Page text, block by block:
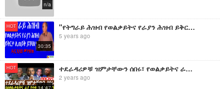
n/a
HOT
30:35
"የትግራይ ሕዝብ የወልቃይትና የራያን ሕዝብ ይቅርታ ሊጠይቅ ይገባል" - ዶ/ር ሲሳይ መንግስቴ
5 years ago
HOT
14:47
ተደራዳሪዎቹ ዝምታቸውን ሰበሩ፣ የወልቃይትና ራያ ስምምነት ይፋ ሆነ፣ "ህወሓት ወልቃይትና ራያን አልጠየቀም"
2 years ago